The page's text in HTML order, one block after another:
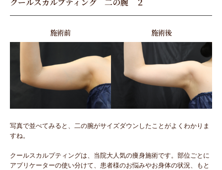
施術前 施術後
写真で並べてみると、二の腕がサイズダウンしたことがよくわかりま
すね。
クールスカルプティングは、当院大人気の痩身施術です。部位ごとに
アプリケーターの使い分けて、患者様のお悩みやお身体の状況、もと